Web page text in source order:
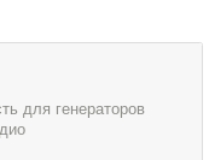
для генераторов